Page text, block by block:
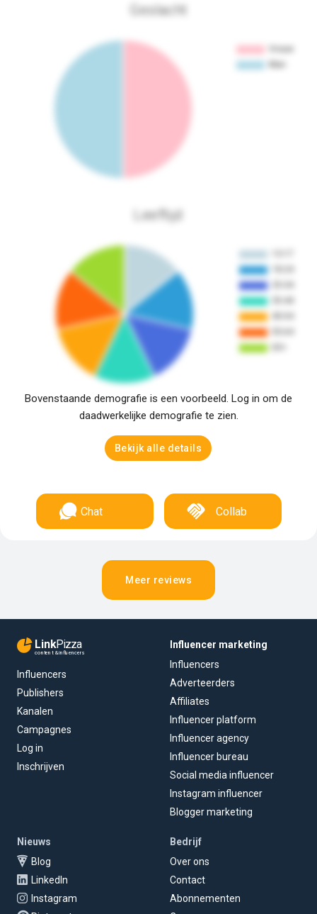
Geslacht
Leeftijd
Bovenstaande demografie is een voorbeeld. Log in om de
daadwerkelijke demografie te zien.
Bekijk alle details
Chat Collab
Meer reviews
LinkPizza
content & influencers
Influencers
Publishers
Kanalen
Campagnes
Log in
Inschrijven
Influencer marketing
Influencers
Adverteerders
Affiliates
Influencer platform
Influencer agency
Influencer bureau
Social media influencer
Instagram influencer
Blogger marketing
Nieuws
Blog
LinkedIn
Instagram
Bedrijf
Over ons
Contact
Abonnementen